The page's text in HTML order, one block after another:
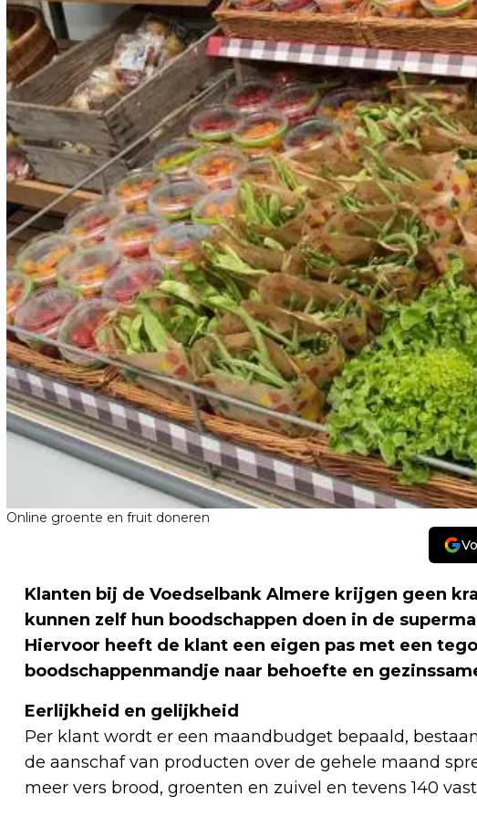
Online groente en fruit doneren
Klanten bij de Voedselbank Almere krijgen geen
kunnen zelf hun boodschappen doen in de
Hiervoor heeft de klant een eigen pas met een
boodschappenmandje naar behoefte en
Eerlijkheid en gelijkheid
Per klant wordt er een maandbudget bepaald,
de aanschaf van producten over de gehele maand
meer vers brood, groenten en zuivel en tevens 140